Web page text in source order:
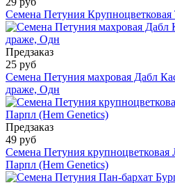
Семена Петуния
Предзаказ
25 руб
Семена Петуния махровая Дабл
драже, Одн
Предзаказ
49 руб
Семена Петуния
Парпл (Hem Genetics)